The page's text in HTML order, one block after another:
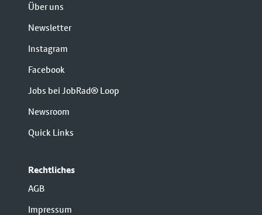
Über uns
Newsletter
Instagram
Facebook
Jobs bei JobRad® Loop
Newsroom
Quick Links
Rechtliches
AGB
Impressum